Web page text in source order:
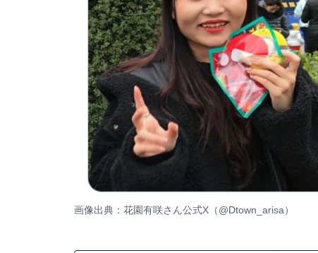
画像出典：花園有咲さん公式X（@Dtown_arisa）